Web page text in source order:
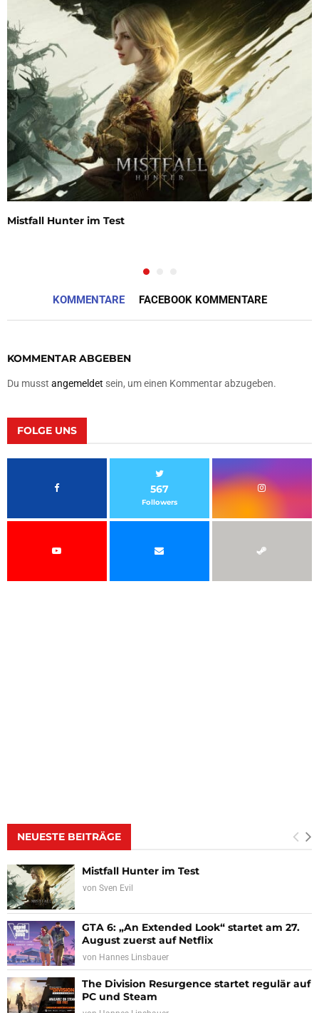
Mistfall Hunter im Test
KOMMENTARE FACEBOOK KOMMENTARE
KOMMENTAR ABGEBEN
Du musst angemeldet sein, um einen Kommentar abzugeben.
FOLGE UNS
567
Followers
NEUESTE BEITRÄGE
Mistfall Hunter im Test
von Sven Evil
GTA 6: „An Extended Look“ startet am 27.
August zuerst auf Netflix
von Hannes Linsbauer
The Division Resurgence startet regulär auf
PC und Steam